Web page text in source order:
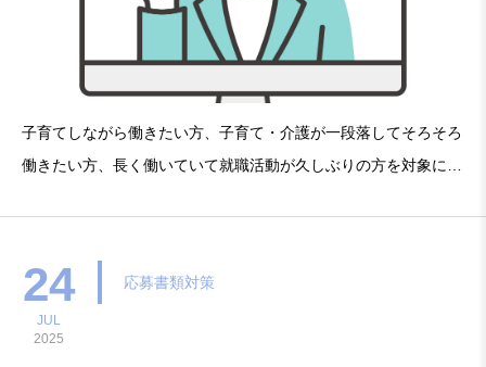
子育てしながら働きたい方、子育て・介護が一段落してそろそろ
働きたい方、長く働いていて就職活動が久しぶりの方を対象に今
曜日14:00～15:00（13時30分から入室可能）会
24
JUL
2025
応募書類対策